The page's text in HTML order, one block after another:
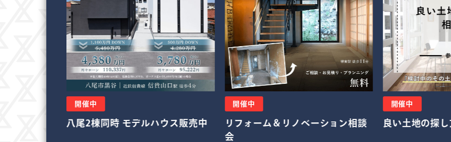
開催中
八尾2棟同時 モデルハウス販売中
開催中
リフォーム＆リノベーション相談
会
開催中
良い土地の探